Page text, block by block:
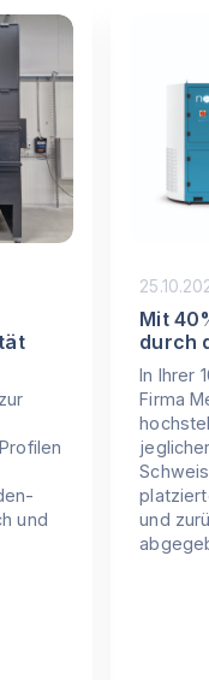
und
Mit
durch
In Ihrer
Firma
und